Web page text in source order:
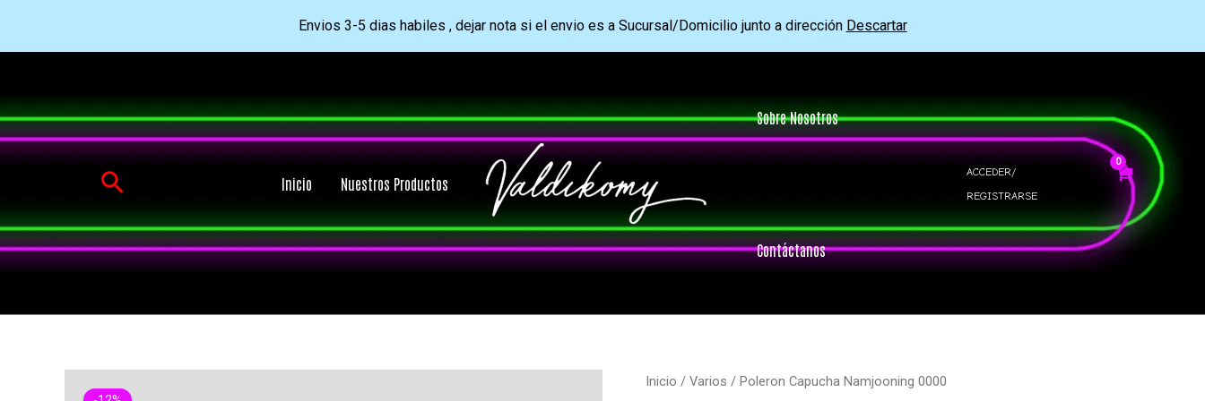
Envios 3-5 dias habiles , dejar nota si el envio es a Sucursal/Domicilio junto a dirección Descartar
contenido
Buscar Inicio Nuestros Productos
Sobre Nosotros
Contáctanos
ACCEDER/
REGISTRARSE
Inicio / Varios / Poleron Capucha Namjooning 0000